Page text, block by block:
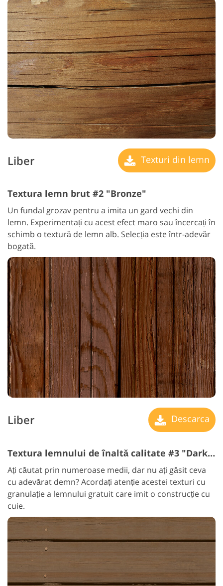
Liber Texturi din lemn
Textura lemn brut #2 "Bronze"
Un fundal grozav pentru a imita un gard vechi din
lemn. Experimentați cu acest efect maro sau încercați în
schimb o textură de lemn alb. Selecția este într-adevăr
bogată.
Liber Descarca
Textura lemnului de înaltă calitate #3 "Dark Beige"
Ați căutat prin numeroase medii, dar nu ați găsit ceva
cu adevărat demn? Acordați atenție acestei texturi cu
granulație a lemnului gratuit care imit o construcție cu
cuie.